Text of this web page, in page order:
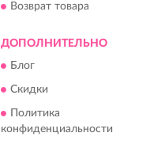
Возврат товара
ДОПОЛНИТЕЛЬНО
Блог
Скидки
Политика
конфиденциальности